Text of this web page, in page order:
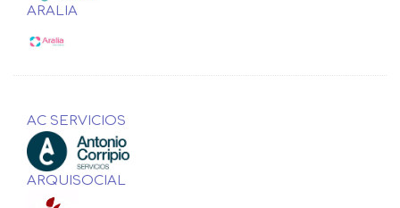
ARALIA
AC SERVICIOS
ARQUISOCIAL